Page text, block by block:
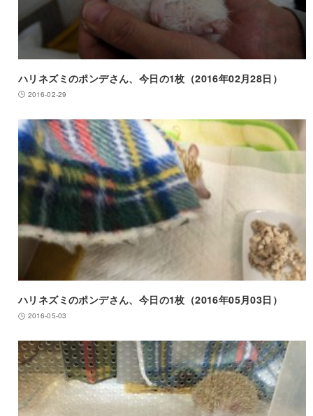
ハリネズミのポンデさん、今日の1枚（2016年02月28日）
2016-02-29
ハリネズミのポンデさん、今日の1枚（2016年05月03日）
2016-05-03